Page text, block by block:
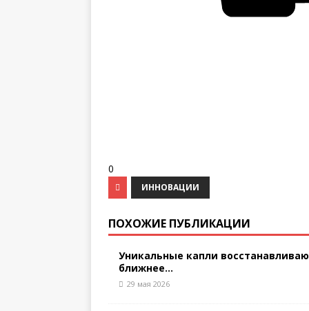
0
ИННОВАЦИИ
ПОХОЖИЕ ПУБЛИКАЦИИ
Уникальные капли
ближнее...
29 мая 2026